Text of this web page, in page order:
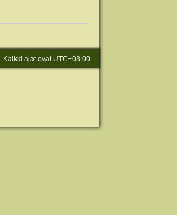
Kaikki ajat ovat UTC+03:00